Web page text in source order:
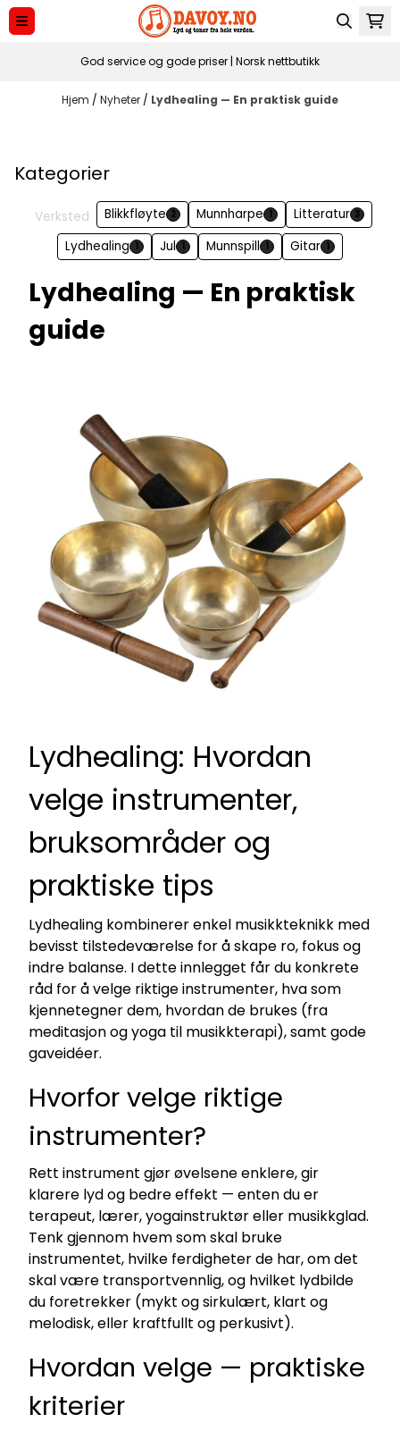
Hopp til innhold
God service og gode priser | Norsk nettbutikk
Hjem / Nyheter / Lydhealing — En praktisk guide
Kategorier
Verksted Blikkfløyte 2 Munnharpe 1 Litteratur 3
Lydhealing 1 Jul 1 Munnspill 1 Gitar 1
Lydhealing — En praktisk
guide
Lydhealing: Hvordan
velge instrumenter,
bruksområder og
praktiske tips
Lydhealing kombinerer enkel musikkteknikk med
bevisst tilstedeværelse for å skape ro, fokus og
indre balanse. I dette innlegget får du konkrete
råd for å velge riktige instrumenter, hva som
kjennetegner dem, hvordan de brukes (fra
meditasjon og yoga til musikkterapi), samt gode
gaveidéer.
Hvorfor velge riktige
instrumenter?
Rett instrument gjør øvelsene enklere, gir
klarere lyd og bedre effekt — enten du er
terapeut, lærer, yogainstruktør eller musikkglad.
Tenk gjennom hvem som skal bruke
instrumentet, hvilke ferdigheter de har, om det
skal være transportvennlig, og hvilket lydbilde
du foretrekker (mykt og sirkulært, klart og
melodisk, eller kraftfullt og perkusivt).
Hvordan velge — praktiske
kriterier